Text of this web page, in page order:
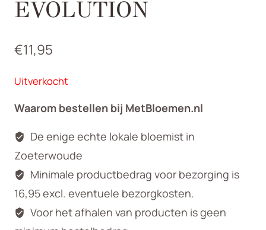
EVOLUTION
€11,95
Uitverkocht
Waarom bestellen bij MetBloemen.nl
De enige echte lokale bloemist in
Zoeterwoude
Minimale productbedrag voor bezorging is
16,95 excl. eventuele bezorgkosten.
Voor het afhalen van producten is geen